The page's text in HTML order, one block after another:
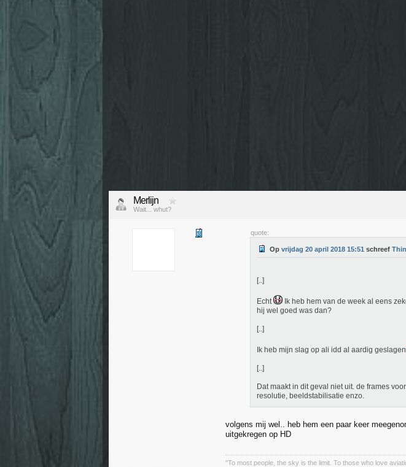
Merlijn
Wait... whut?
quote:
Op vrijdag 20 april 2018 15:51 schreef
[..]
Echt
Ik heb hem van de week al eens
hij wel goed was dan?
[..]
Ik heb mijn slag op ali idd al aardig geslagen
[..]
Dat maakt in dit geval niet uit. de frames
resolutie, beeldstabilisatie enzo.
volgens mij wel.. heb hem een paar keer
uitgekregen op HD
"To most people, the sky is the limit. To those who love